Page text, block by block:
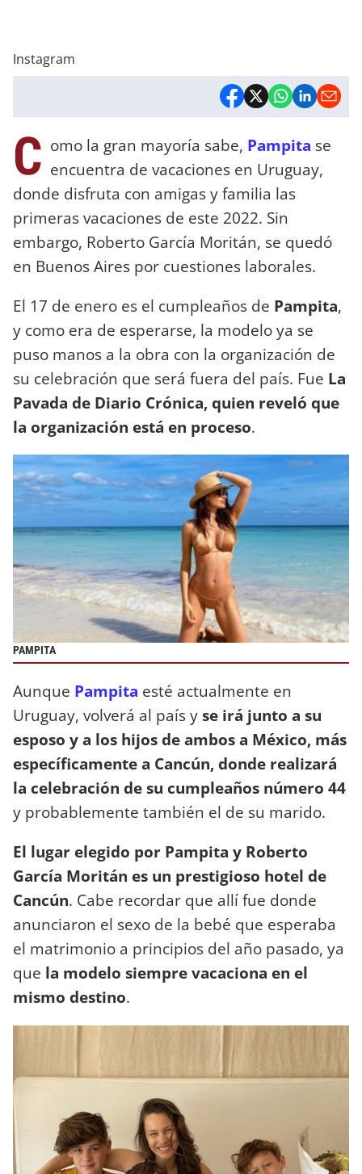
Instagram
C omo la gran mayoría sabe, Pampita se
encuentra de vacaciones en Uruguay,
donde disfruta con amigas y familia las
primeras vacaciones de este 2022. Sin
embargo, Roberto García Moritán, se quedó
en Buenos Aires por cuestiones laborales.
El 17 de enero es el cumpleaños de Pampita,
y como era de esperarse, la modelo ya se
puso manos a la obra con la organización de
su celebración que será fuera del país. Fue La
Pavada de Diario Crónica, quien reveló que
la organización está en proceso.
PAMPITA
Aunque Pampita esté actualmente en
Uruguay, volverá al país yse irá junto a su
esposo y a los hijos de ambos a México, más
específicamente a Cancún, donde realizará
la celebración de su cumpleaños número 44
y probablemente también el de su marido.
El lugar elegido por Pampita y Roberto
García Moritán es un prestigioso hotel de
Cancún. Cabe recordar que allí fue donde
anunciaron el sexo de la bebé que esperaba
el matrimonio a principios del año pasado, ya
que la modelo siempre vacaciona en el
mismo destino.